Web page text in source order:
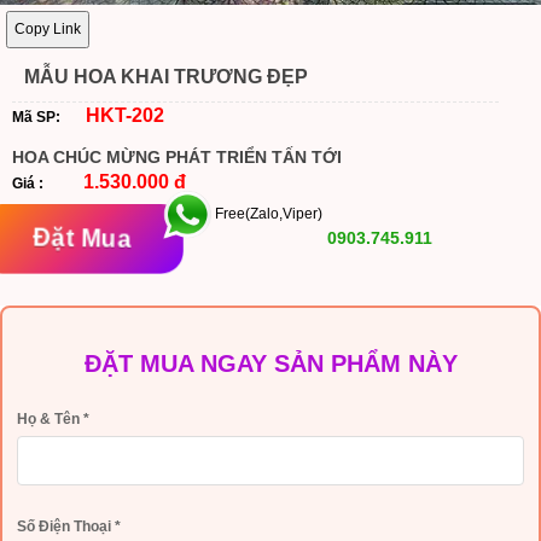
Copy Link
MẪU HOA KHAI TRƯƠNG ĐẸP
Mã SP: HKT-202
HOA CHÚC MỪNG PHÁT TRIỂN TẤN TỚI
Giá : 1.530.000 đ
Đặt Mua
Free(Zalo,Viper)
0903.745.911
ĐẶT MUA NGAY SẢN PHẨM NÀY
Họ & Tên *
Số Điện Thoại *